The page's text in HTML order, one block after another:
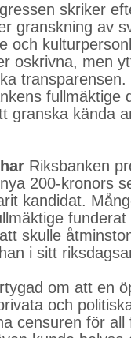
skriker
granskning av
och
oskrivna, men
fullmäktige
granska kända
Riksbanken
200-kronors
kandidat.
skulle
i sitt
om att en
och
censuren för